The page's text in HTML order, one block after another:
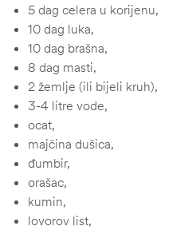
5 dag celera u korijenu,
10 dag luka,
10 dag brašna,
8 dag masti,
2 žemlje (ili bijeli kruh),
3-4 litre vode,
ocat,
majčina dušica,
đumbir,
orašac,
kumin,
lovorov list,